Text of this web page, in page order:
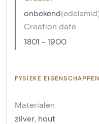
onbekend(edelsmid
Creation date
1801 - 1900
FYSIEKE EIGENSCHAPPEN
Materialen
zilver, hout